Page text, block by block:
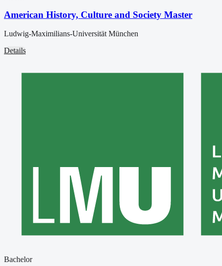
American History, Culture and Society Master
Ludwig-Maximilians-Universität München
Details
Bachelor